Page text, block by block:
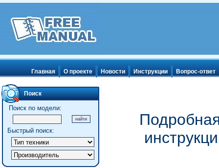
Главная О проекте Новости Инструкции Вопрос-ответ
Поиск
Поиск по модели:
Быстрый поиск: